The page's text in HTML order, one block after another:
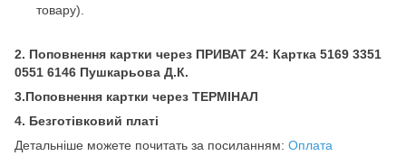
товару).
2. Поповнення картки через ПРИВАТ 24: Картка 5169 3351
0551 6146 Пушкарьова Д.К.
3.Поповнення картки через ТЕРМІНАЛ
4. Безготівковий платі
Детальніше можете почитать за посиланням: Оплата